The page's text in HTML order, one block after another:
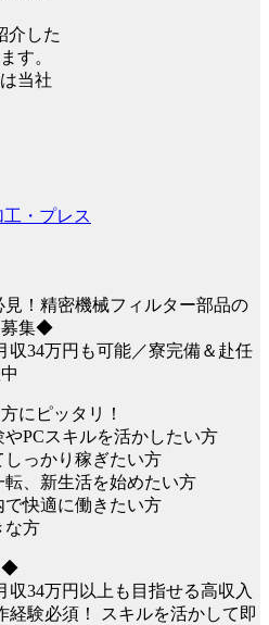
介した
す。
当社
・プレス
！精密機械フィルター部品の
募集◆
収34万円も可能／寮完備＆赴任
にピッタリ！
やPCスキルを活かしたい方
しっかり稼ぎたい方
転、新生活を始めたい方
で快適に働きたい方
な方
◆
収34万円以上も目指せる高収入
経験必須！ スキルを活かして即